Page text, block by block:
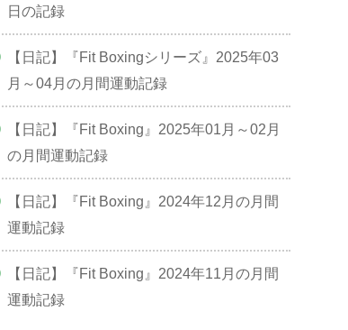
日の記録
【日記】『Fit Boxingシリーズ』2025年03
月～04月の月間運動記録
【日記】『Fit Boxing』2025年01月～02月
の月間運動記録
【日記】『Fit Boxing』2024年12月の月間
運動記録
【日記】『Fit Boxing』2024年11月の月間
運動記録